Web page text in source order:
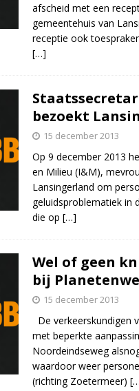
afscheid met een
gemeentehuis van
receptie ook
[…]
bezoekt
15 december 2013
Op 9 december 2013
en Milieu (I&M),
Lansingerland om
geluidsproblematiek in
die op […]
Wel of geen
bij
15 december 2013
De verkeerskundigen
met beperkte
Noordeindseweg
waardoor weer
(richting Zoetermeer)